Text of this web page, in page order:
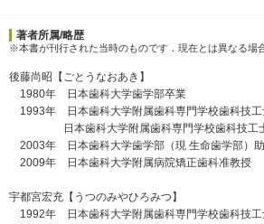
著者所属/略歴
※本書が刊行された当時のものです．現在とは異なる場
後藤尚昭【ごとうなおあき】
1980年 日本歯科大学歯学部卒業
1993年 日本歯科大学附属歯科専門学校歯科技工
日本歯科大学附属歯科専門学校歯科技工士
2003年 日本歯科大学歯学部（現 生命歯学部）助
2009年 日本歯科大学附属病院矯正歯科准教授
宇都宮宏充【うつのみやひろみつ】
1992年 日本歯科大学附属歯科専門学校歯科技工